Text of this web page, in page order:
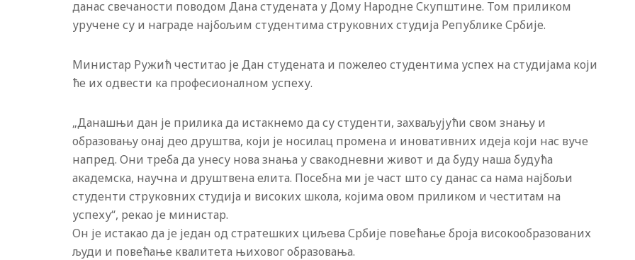
данас свечаности поводом Дана студената у Дому Народне Скупштине. Том приликом
уручене су и награде најбољим студентима струковних студија Републике Србије.
Министар Ружић честитао је Дан студената и пожелео студентима успех на студијама који
ће их одвести ка професионалном успеху.
„Данашњи дан је прилика да истакнемо да су студенти, захваљујући свом знању и
образовању онај део друштва, који је носилац промена и иновативних идеја који нас вуче
напред. Они треба да унесу нова знања у свакодневни живот и да буду наша будућа
академска, научна и друштвена елита. Посебна ми је част што су данас са нама најбољи
студенти струковних студија и високих школа, којима овом приликом и честитам на
успеху“, рекао је министар.
Он је истакао да је један од стратешких циљева Србије повећање броја високообразованих
људи и повећање квалитета њиховог образовања.